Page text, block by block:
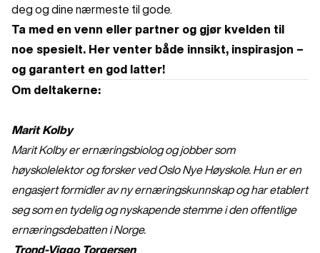
deg og dine nærmeste til gode.
Ta med en venn eller partner og gjør kvelden til
noe spesielt. Her venter både innsikt, inspirasjon –
og garantert en god latter!
Om deltakerne:
Marit Kolby
Marit Kolby er ernæringsbiolog og jobber som
høyskolelektor og forsker ved Oslo Nye Høyskole. Hun er en
engasjert formidler av ny ernæringskunnskap og har etablert
seg som en tydelig og nyskapende stemme i den offentlige
ernæringsdebatten i Norge.
Trond-Viggo Torgersen